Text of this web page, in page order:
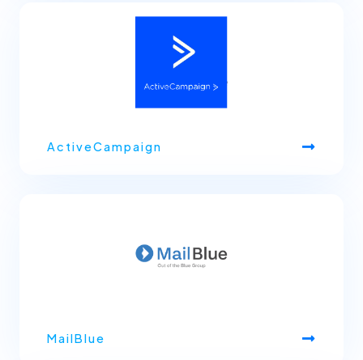
ActiveCampaign
MailBlue